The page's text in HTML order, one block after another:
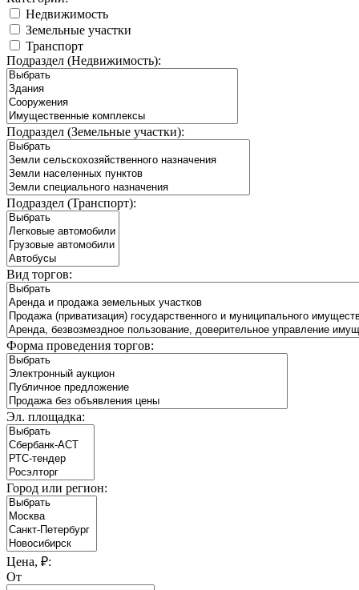
Недвижимость
Земельные участки
Транспорт
Подраздел (Недвижимость):
Подраздел (Земельные участки):
Подраздел (Транспорт):
Вид торгов:
Форма проведения торгов:
Эл. площадка:
Город или регион:
Цена, ₽:
От